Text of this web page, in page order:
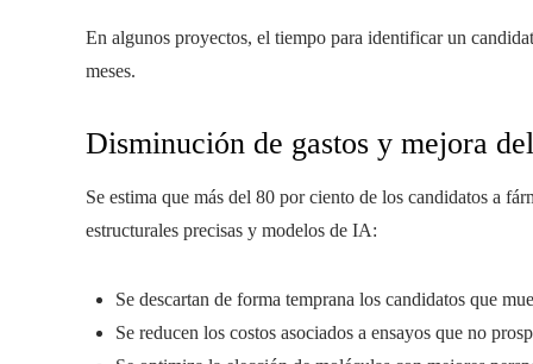
En algunos proyectos, el tiempo para identificar un
meses.
Disminución de gastos y mejora
Se estima que más del 80 por ciento de los candidatos a
estructurales precisas y modelos de IA:
Se descartan de forma temprana los candidatos que
Se reducen los costos asociados a ensayos que no